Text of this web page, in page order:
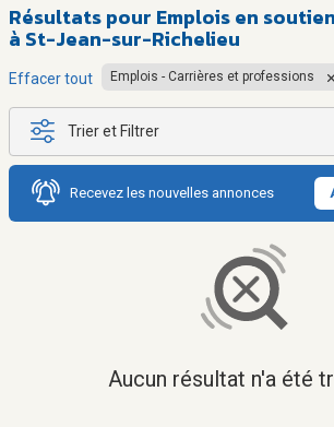
Résultats pour Emplois en
à St-Jean-sur-Richelieu
Effacer tout Emplois - Carrières et professions
Trier et Filtrer
Recevez les nouvelles annonces
Aucun résultat n'a été